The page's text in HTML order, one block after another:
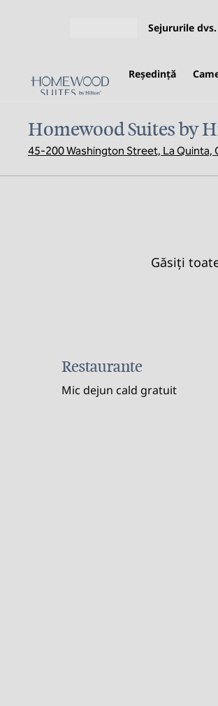
Sejururile dvs.
Reşedinţă
Homewood Suites by
45-200 Washington Street, La Quinta,
Găsiți
Restaurante
Mic dejun cald gratuit